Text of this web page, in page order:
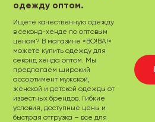
одежду оптом.
Ищете качественную одежду
в секонд-хенде по оптовым
ценам? В магазине «ВО!ВА!»
можете купить одежду для
секонд хенда оптом. Мы
предлагаем широкий
ассортимент мужской,
женской и детской одежды от
известных брендов. Гибкие
условия, доступные цены и
быстрая отгрузка – все для